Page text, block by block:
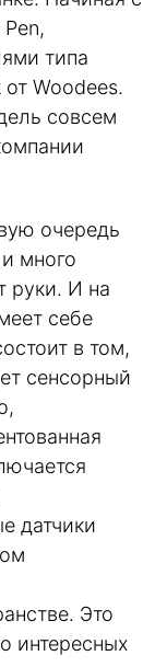
типа
Woodees.
совсем
очередь
много
руки. И на
себе
в том,
сенсорный
датчики
Это
интересных